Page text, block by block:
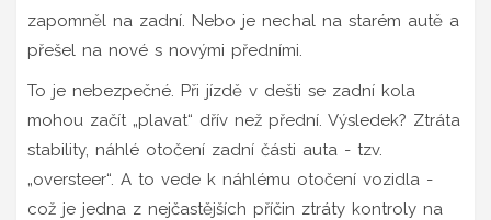
zapomněl na zadní. Nebo je nechal na starém autě a
přešel na nové s novými předními.
To je nebezpečné. Při jízdě v dešti se zadní kola
mohou začít „plavat“ dřív než přední. Výsledek? Ztráta
stability, náhlé otočení zadní části auta - tzv.
„oversteer“. A to vede k náhlému otočení vozidla -
což je jedna z nejčastějších příčin ztráty kontroly na